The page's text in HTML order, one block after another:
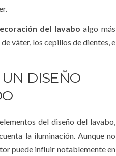
del lavabo algo más
váter, los cepillos de dientes, e
UN DISEÑO
del diseño del lavabo,
la iluminación. Aunque no
puede influir notablemente en